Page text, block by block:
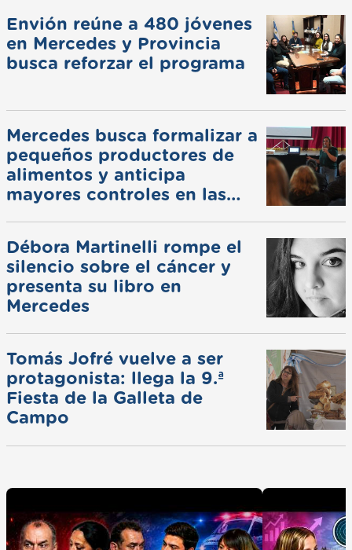
Envión reúne a 480 jóvenes
en Mercedes y Provincia
busca reforzar el programa
Mercedes busca formalizar a
pequeños productores de
alimentos y anticipa
mayores controles en las
Débora Martinelli rompe el
silencio sobre el cáncer y
presenta su libro en
Mercedes
Tomás Jofré vuelve a ser
protagonista: llega la 9.ª
Fiesta de la Galleta de
Campo